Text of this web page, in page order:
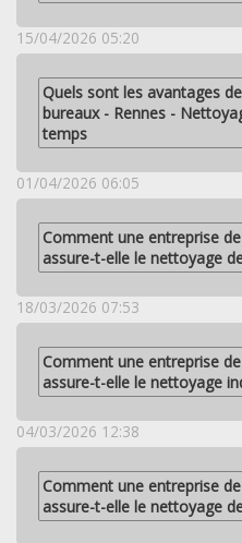
15/04/2026 05:20
Quels sont les avantages
bureaux - Rennes -
temps
01/04/2026 06:05
Comment une entreprise
assure-t-elle le nettoyage
18/03/2026 07:53
Comment une entreprise
assure-t-elle le nettoyage
04/03/2026 12:38
Comment une entreprise
assure-t-elle le nettoyage